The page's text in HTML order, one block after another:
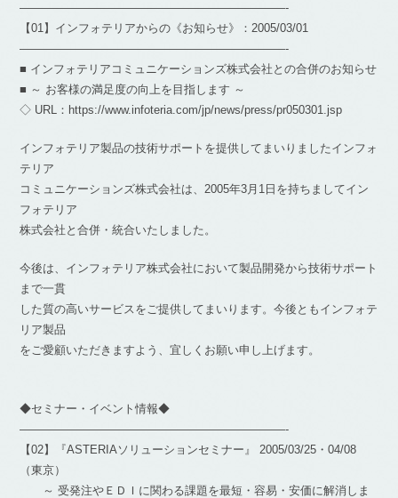
———————————————————————-
【01】インフォテリアからの《お知らせ》：2005/03/01
———————————————————————-
■ インフォテリアコミュニケーションズ株式会社との合併のお知らせ
■ ～ お客様の満足度の向上を目指します ～
◇ URL：https://www.infoteria.com/jp/news/press/pr050301.jsp
インフォテリア製品の技術サポートを提供してまいりましたインフォ
テリア
コミュニケーションズ株式会社は、2005年3月1日を持ちましてイン
フォテリア
株式会社と合併・統合いたしました。
今後は、インフォテリア株式会社において製品開発から技術サポート
まで一貫
した質の高いサービスをご提供してまいります。今後ともインフォテ
リア製品
をご愛顧いただきますよう、宜しくお願い申し上げます。
◆セミナー・イベント情報◆
———————————————————————-
【02】『ASTERIAソリューションセミナー』 2005/03/25・04/08
（東京）
～ 受発注やＥＤＩに関わる課題を最短・容易・安価に解消しま